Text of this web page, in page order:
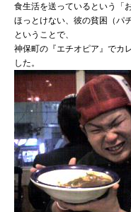
食生活を送っているという「
ほっとけない、彼の貧困（パチ
ということで、
神保町の『エチオピア』でカ
した。